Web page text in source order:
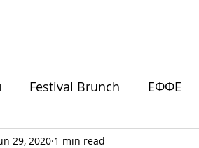
Festival Brunch ЕФФЕ
29, 2020 1 min read